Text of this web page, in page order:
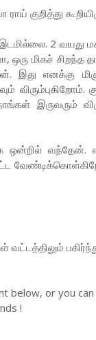
குறித்து
இடமில்லை. 2 வயது
மிகச் சிறந்த
இது எனக்கு
இருவரும்
ஒன்றில் வந்தேன்.
வட்டத்திலும்
below, or you
!